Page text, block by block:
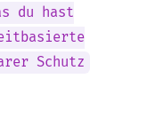
du hast
Schutz